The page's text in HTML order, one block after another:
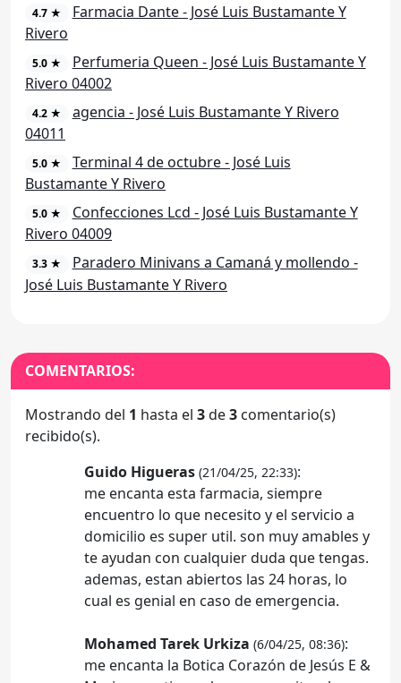
4.7 ★
Farmacia Dante - José Luis Bustamante Y
Rivero
5.0 ★
Perfumeria Queen - José Luis Bustamante Y
Rivero 04002
4.2 ★
agencia - José Luis Bustamante Y Rivero
04011
5.0 ★
Terminal 4 de octubre - José Luis
Bustamante Y Rivero
5.0 ★
Confecciones Lcd - José Luis Bustamante Y
Rivero 04009
3.3 ★
Paradero Minivans a Camaná y mollendo -
José Luis Bustamante Y Rivero
COMENTARIOS:
Mostrando del 1 hasta el 3de3 comentario(s)
recibido(s).
Guido Higueras (21/04/25, 22:33):
me encanta esta farmacia, siempre
encuentro lo que necesito y el servicio a
domicilio es super util. son muy amables y
te ayudan con cualquier duda que tengas.
ademas, estan abiertos las 24 horas, lo
cual es genial en caso de emergencia.
Mohamed Tarek Urkiza (6/04/25, 08:36):
me encanta la Botica Corazón de Jesús E &